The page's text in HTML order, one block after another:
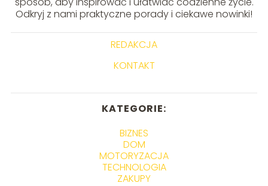
Odkryj z nami praktyczne porady i ciekawe nowinki!
REDAKCJA
KONTAKT
KATEGORIE:
BIZNES
DOM
MOTORYZACJA
TECHNOLOGIA
ZAKUPY